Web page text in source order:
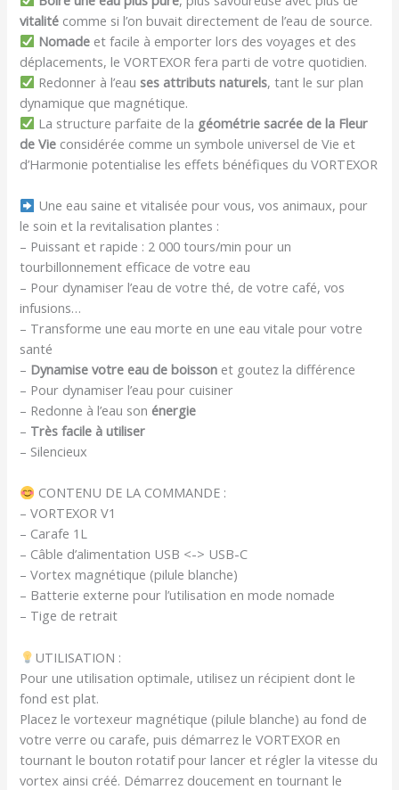
vitalité comme si l’on buvait directement de l’eau de source.
Nomade et facile à emporter lors des voyages et des
déplacements, le VORTEXOR fera parti de votre quotidien.
Redonner à l’eauses attributs naturels, tant le sur plan
dynamique que magnétique.
La structure parfaite de la géométrie sacrée de la Fleur
de Vie considérée comme un symbole universel de Vie et
d’Harmonie potentialise les effets bénéfiques du VORTEXOR
Une eau saine et vitalisée pour vous, vos animaux, pour
le soin et la revitalisation plantes :
– Puissant et rapide : 2 000 tours/min pour un
tourbillonnement efficace de votre eau
– Pour dynamiser l’eau de votre thé, de votre café, vos
infusions…
– Transforme une eau morte en une eau vitale pour votre
santé
– Dynamise votre eau de boisson et goutez la différence
– Pour dynamiser l’eau pour cuisiner
– Redonne à l’eau son énergie
– Très facile à utiliser
– Silencieux
CONTENU DE LA COMMANDE :
– VORTEXOR V1
– Carafe 1L
– Câble d’alimentation USB <-> USB-C
– Vortex magnétique (pilule blanche)
– Batterie externe pour l’utilisation en mode nomade
– Tige de retrait
UTILISATION :
Pour une utilisation optimale, utilisez un récipient dont le
fond est plat.
Placez le vortexeur magnétique (pilule blanche) au fond de
votre verre ou carafe, puis démarrez le VORTEXOR en
tournant le bouton rotatif pour lancer et régler la vitesse du
vortex ainsi créé. Démarrez doucement en tournant le